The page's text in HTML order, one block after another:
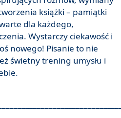
książki – pamiątki
dla każdego,
Wystarczy ciekawość i
nowego! Pisanie to nie
świetny trening umysłu i